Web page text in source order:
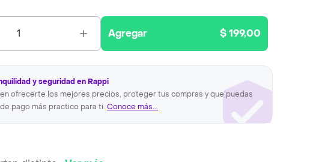
1 Agregar $ 199,00
y seguridad en Rappi
ofrecerte los mejores precios, proteger tus compras y que puedas
pago más practico para ti. Conoce más...